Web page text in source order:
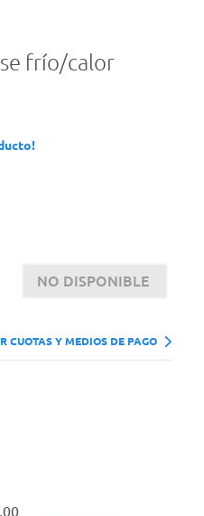
frío/calor
NO DISPONIBLE
CUOTAS Y MEDIOS DE PAGO
00